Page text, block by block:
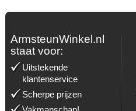
ArmsteunWinkel.nl
staat voor:
Uitstekende
klantenservice
Scherpe prijzen